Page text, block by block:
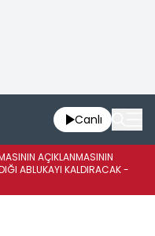
Canlı
AÇIKLANMASININ
ABLUKAYI KALDIRACAK -